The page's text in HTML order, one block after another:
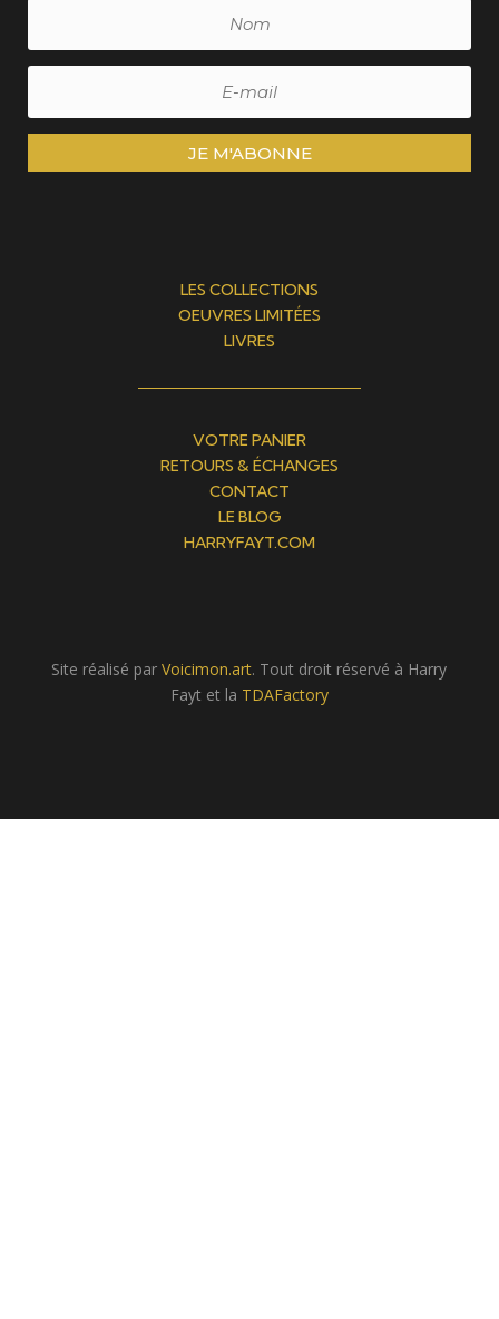
JE M'ABONNE
LES COLLECTIONS
OEUVRES LIMITÉES
LIVRES
VOTRE PANIER
RETOURS & ÉCHANGES
CONTACT
LE BLOG
HARRYFAYT.COM
Site réalisé parVoicimon.art. Tout droit réservé à Harry
Fayt et la TDAFactory